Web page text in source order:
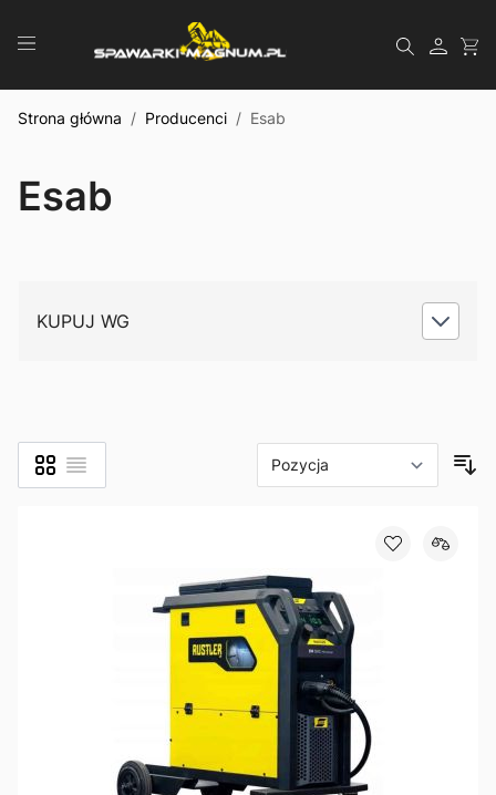
Szukaj
Strona główna / Producenci / Esab
Esab
KUPUJ WG
Zobacz jako
SiatkaLista